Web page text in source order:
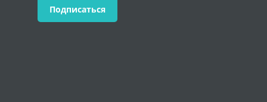
Подписаться